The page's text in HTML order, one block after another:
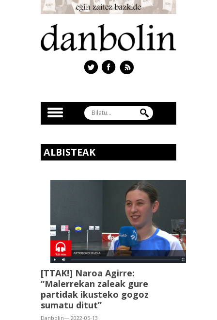
ALBISTEAK
[TTAK!] Naroa Agirre:
“Malerrekan zaleak gure
partidak ikusteko gogoz
sumatu ditut”
Danbolin— 2022-05-13